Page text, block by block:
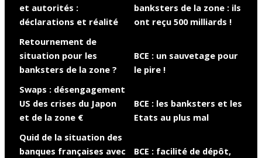
et autorités :
déclarations et réalité
banksters de la zone : ils
ont reçu 500 milliards !
Retournement de
situation pour les
banksters de la zone ?
BCE : un sauvetage pour
le pire !
Swaps : désengagement
US des crises du Japon
et de la zone €
BCE : les banksters et les
Etats au plus mal
Quid de la situation des
banques françaises avec
BCE : facilité de dépôt,